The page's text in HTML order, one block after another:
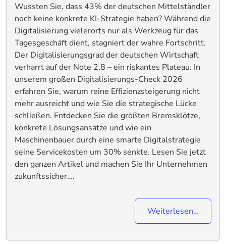
Wussten Sie, dass 43% der deutschen Mittelständler
noch keine konkrete KI-Strategie haben? Während die
Digitalisierung vielerorts nur als Werkzeug für das
Tagesgeschäft dient, stagniert der wahre Fortschritt.
Der Digitalisierungsgrad der deutschen Wirtschaft
verharrt auf der Note 2,8 – ein riskantes Plateau. In
unserem großen Digitalisierungs-Check 2026
erfahren Sie, warum reine Effizienzsteigerung nicht
mehr ausreicht und wie Sie die strategische Lücke
schließen. Entdecken Sie die größten Bremsklötze,
konkrete Lösungsansätze und wie ein
Maschinenbauer durch eine smarte Digitalstrategie
seine Servicekosten um 30% senkte. Lesen Sie jetzt
den ganzen Artikel und machen Sie Ihr Unternehmen
zukunftssicher….
Weiterlesen…